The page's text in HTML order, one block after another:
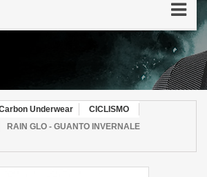
Underwear
CICLISMO
RAIN GLO - GUANTO INVERNALE